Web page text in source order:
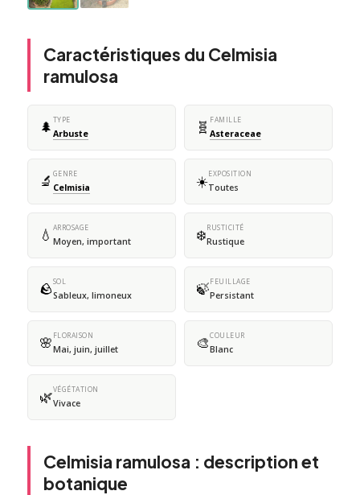
Caractéristiques du Celmisia
ramulosa
🌲 TYPE
Arbuste 🧬 FAMILLE
Asteraceae
🔬 GENRE
Celmisia ☀️EXPOSITION
Toutes
💧 ARROSAGE
Moyen, important ❄️RUSTICITÉ
Rustique
🪨SOL
Sableux, limoneux 🍃FEUILLAGE
Persistant
🌸 FLORAISON
Mai, juin, juillet 🎨COULEUR
Blanc
🌿VÉGÉTATION
Vivace
Celmisia ramulosa : description et
botanique